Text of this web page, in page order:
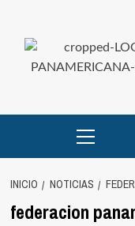
contenido
principal
INICIO NOTICIAS
federacion